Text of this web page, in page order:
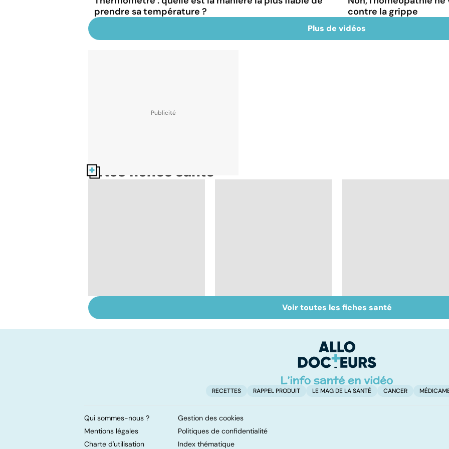
prendre sa température ?
contre la grippe
Plus de vidéos
Nos fiches santé
infections
occidental : ce qu’il
Tout savoir sur les
maux du froid
Voir toutes les fiches santé
RECETTES RAPPEL PRODUIT LE MAG DE LA SANTÉ CANCER
Qui sommes-nous ?
Gestion des cookies
Mentions légales
Politiques de confidentialité
Charte d'utilisation
Index thématique